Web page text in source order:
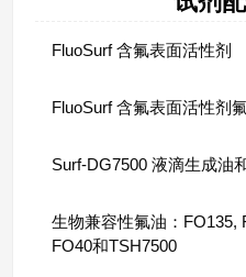
FluoSurf 含氟表面活性剂
FluoSurf 含氟表面活性剂
Surf-DG7500 液滴生成油
生物兼容性氟油：FO135,
FO40和TSH7500